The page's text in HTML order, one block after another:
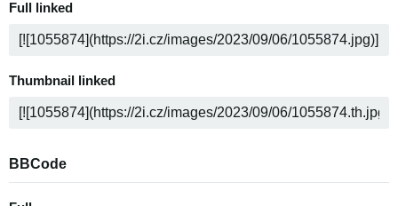
Full linked
Thumbnail linked
BBCode